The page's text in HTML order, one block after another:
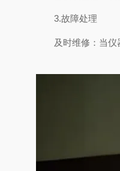
3.故障处理
及时维修：当仪器